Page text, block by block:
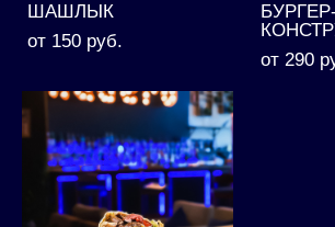
ШАШЛЫК
от 150 pуб.
БУРГЕР-
от 290